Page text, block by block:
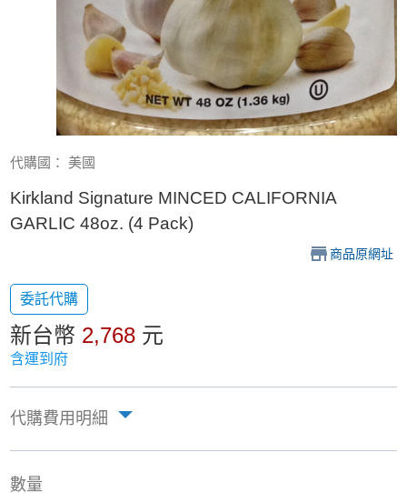
代購國： 美國
Kirkland Signature MINCED CALIFORNIA
GARLIC 48oz. (4 Pack)
商品原網址
委託代購
新台幣 2,768 元
含運到府
代購費用明細
數量